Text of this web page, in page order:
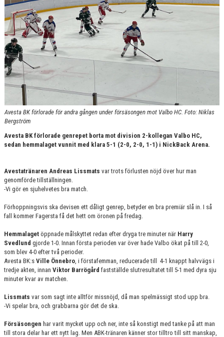
Avesta BK förlorade för andra gången under försäsongen mot Valbo HC. Foto: Niklas
Bergström
Avesta BK förlorade genrepet borta mot division 2-kollegan Valbo HC,
sedan hemmalaget vunnit med klara 5-1 (2-0, 2-0, 1-1) i NickBack Arena.
Avestatränaren Andreas Lissmats var trots förlusten nöjd över hur man
genomförde tillställningen.
-Vi gör en sjuhelvetes bra match.
Förhoppningsvis ska devisen ett dåligt genrep, betyder en bra premiär slå in. I så
fall kommer Fagersta få det hett om öronen på fredag.
Hemmalaget öppnade målskyttet redan efter dryga tre minuter när Harry
Svedlund gjorde 1-0. Innan första perioden var över hade Valbo ökat på till 2-0,
som blev 4-0 efter två perioder.
Avesta BK:s Ville Önnebro , i förstafemman, reducerade till 4-1 knappt halvvägs i
tredje akten, innan Viktor Barrögård fastställde slutresultatet till 5-1 med dyra sju
minuter kvar av matchen.
Lissmats var som sagt inte alltför missnöjd, då man spelmässigt stod upp bra.
-Vi spelar bra, och grabbarna gör det de ska.
Försäsongen har varit mycket upp och ner, inte så konstigt med tanke på att man
till stora delar har ett nytt lag. Men ABK-tränaren känner stor tilltro till sitt manskap,